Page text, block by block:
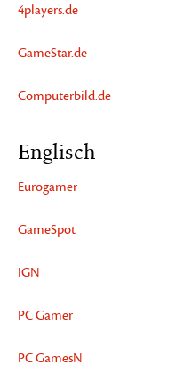
4players.de
GameStar.de
Computerbild.de
Englisch
Eurogamer
GameSpot
IGN
PC Gamer
PC GamesN